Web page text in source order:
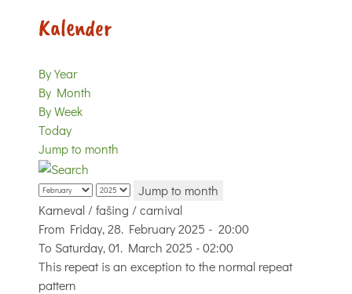
Kalender
By Year
By Month
By Week
Today
Jump to month
Jump to month
Karneval / fašing / carnival
From Friday, 28. February 2025 - 20:00
To Saturday, 01. March 2025 - 02:00
This repeat is an exception to the normal repeat
pattern